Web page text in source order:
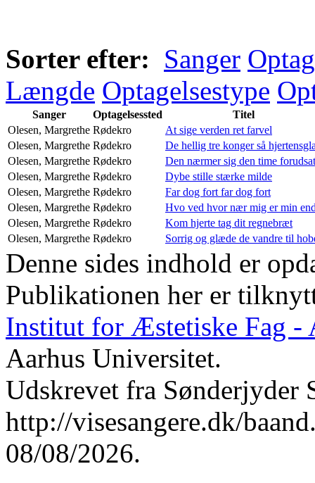
Sorter efter: Sanger
Længde Optagelsestype
Sanger Optagelsessted
Titel
Olesen, Margrethe Rødekro
At sige verden ret farvel
Olesen, Margrethe Rødekro
De hellig tre konger så
Olesen, Margrethe Rødekro
Den nærmer sig den time forudsat
Olesen, Margrethe Rødekro
Dybe stille stærke milde
Olesen, Margrethe Rødekro
Far dog fort far dog fort
Olesen, Margrethe Rødekro
Hvo ved hvor nær mig er min
Olesen, Margrethe Rødekro
Kom hjerte tag dit regnebræt
Olesen, Margrethe Rødekro Sorrig og glæde de vandre til
Denne sides indhold er
Publikationen her er
Institut for Æstetiske Fag -
Aarhus Universitet.
Udskrevet fra Sønderjyder
http://visesangere.dk/
08/08/2026.